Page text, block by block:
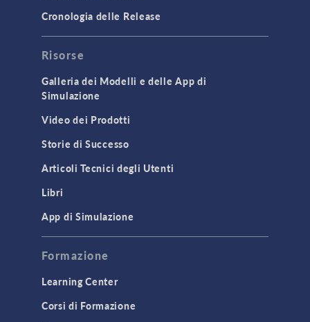
Cronologia delle Release
Risorse
Galleria dei Modelli e delle App di
Simulazione
Video dei Prodotti
Storie di Successo
Articoli Tecnici degli Utenti
Libri
App di Simulazione
Formazione
Learning Center
Corsi di Formazione